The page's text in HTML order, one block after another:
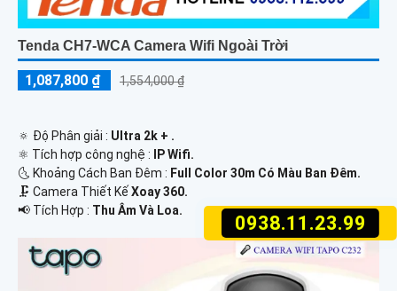
0938.11.23.99
Tenda CH7-WCA Camera Wifi Ngoài Trời
1,087,800 ₫ 1,554,000 ₫
🔅 Độ Phân giải : Ultra 2k + .
⚛️ Tích hợp công nghệ :
IP Wifi.
🌜 Khoảng Cách Ban Đêm : Full Color 30m Có Màu Ban Ðêm.
🗜️ Camera Thiết Kế Xoay 360.
️📢 Tích Hợp : Thu Âm Và Loa.